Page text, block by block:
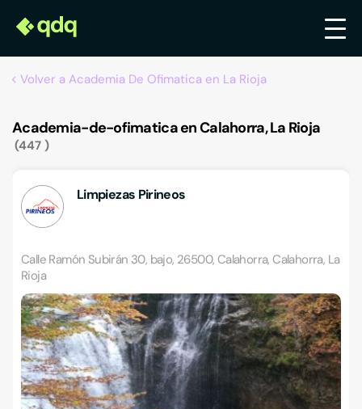
Volver a Academia De Ofimatica en La Rioja
Academia-de-ofimatica en Calahorra, La Rioja
447
Limpiezas Pirineos
Calle Ramón Subirán 30, bajo, 26500, Calahorra, Calahorra, La
Rioja